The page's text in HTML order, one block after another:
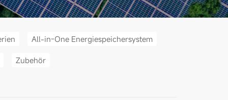
All-in-One Energiespeichersystem
Zubehör